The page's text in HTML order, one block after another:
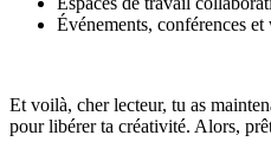
Événements, conférences
Et voilà, cher lecteur, tu as
pour libérer ta créativité. Alors,